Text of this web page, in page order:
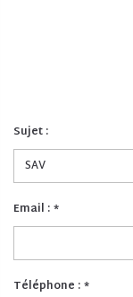
Sujet :
Email :*
Téléphone :*